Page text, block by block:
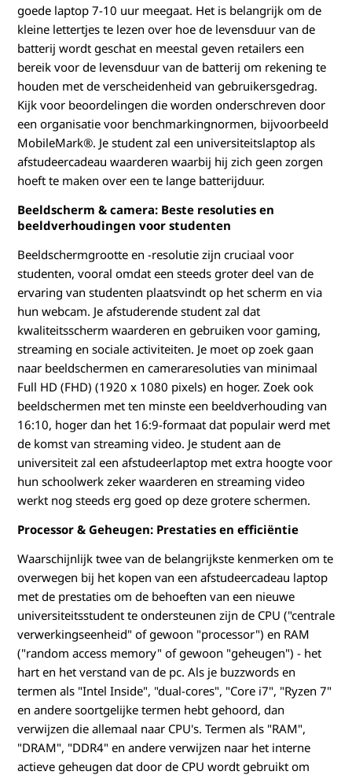
goede laptop 7-10 uur meegaat. Het is belangrijk om de
kleine lettertjes te lezen over hoe de levensduur van de
batterij wordt geschat en meestal geven retailers een
bereik voor de levensduur van de batterij om rekening te
houden met de verscheidenheid van gebruikersgedrag.
Kijk voor beoordelingen die worden onderschreven door
een organisatie voor benchmarkingnormen, bijvoorbeeld
MobileMark®. Je student zal een universiteitslaptop als
afstudeercadeau waarderen waarbij hij zich geen zorgen
hoeft te maken over een te lange batterijduur.
Beeldscherm & camera: Beste resoluties en
beeldverhoudingen voor studenten
Beeldschermgrootte en -resolutie zijn cruciaal voor
studenten, vooral omdat een steeds groter deel van de
ervaring van studenten plaatsvindt op het scherm en via
hun webcam. Je afstuderende student zal dat
kwaliteitsscherm waarderen en gebruiken voor gaming,
streaming en sociale activiteiten. Je moet op zoek gaan
naar beeldschermen en cameraresoluties van minimaal
Full HD (FHD) (1920 x 1080 pixels) en hoger. Zoek ook
beeldschermen met ten minste een beeldverhouding van
16:10, hoger dan het 16:9-formaat dat populair werd met
de komst van streaming video. Je student aan de
universiteit zal een afstudeerlaptop met extra hoogte voor
hun schoolwerk zeker waarderen en streaming video
werkt nog steeds erg goed op deze grotere schermen.
Processor & Geheugen: Prestaties en efficiëntie
Waarschijnlijk twee van de belangrijkste kenmerken om te
overwegen bij het kopen van een afstudeercadeau laptop
met de prestaties om de behoeften van een nieuwe
universiteitsstudent te ondersteunen zijn de CPU ("centrale
verwerkingseenheid" of gewoon "processor") en RAM
("random access memory" of gewoon "geheugen") - het
hart en het verstand van de pc. Als je buzzwords en
termen als "Intel Inside", "dual-cores", "Core i7", "Ryzen 7"
en andere soortgelijke termen hebt gehoord, dan
verwijzen die allemaal naar CPU's. Termen als "RAM",
"DRAM", "DDR4" en andere verwijzen naar het interne
actieve geheugen dat door de CPU wordt gebruikt om